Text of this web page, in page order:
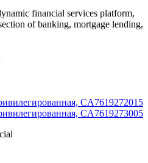
financial services platform,
of banking, mortgage lending,
CA7619272015
CA7619273005